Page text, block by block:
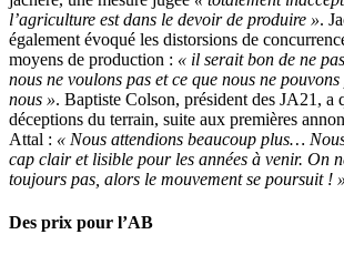
l’agriculture est dans le devoir de produire ».
également évoqué les distorsions de
moyens de production : « il serait bon de ne
nous ne voulons pas et ce que nous ne
nous ». Baptiste Colson, président des JA21, a
déceptions du terrain, suite aux premières
Attal : « Nous attendions beaucoup plus…
cap clair et lisible pour les années à venir. On
toujours pas, alors le mouvement se poursuit ! »
Des prix pour l’AB